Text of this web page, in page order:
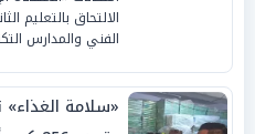
الالتحاق بالتعليم
الفني والمدارس
«سلامة